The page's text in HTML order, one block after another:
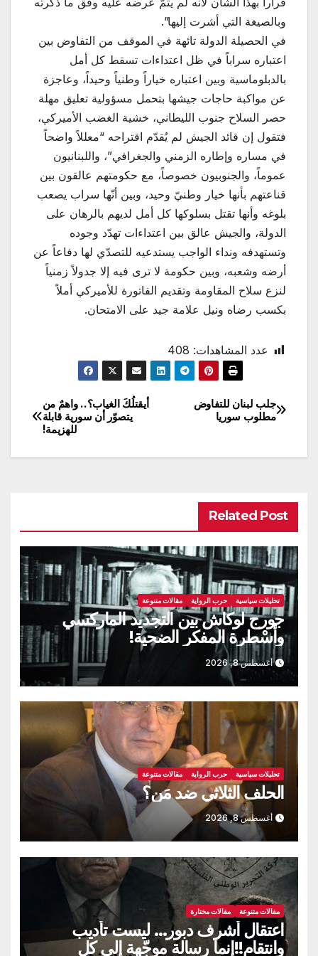
وبالصيغة التي أشرت إليها”.
في الحصيلة الدولة تائهة في الموقف من التفاوض بين
اعتباره سراباً في ظل اعتداءات تسقط كل أمل
بالدبلوماسية وبين اعتباره خياراً وطنياً وحيداً، وعاجزة
عن مواكبة حاجات جيشها بتحمل مسؤولية تعليق مهلة
حصر السلاح جنوب الليطاني، خشية الغضب الأميركي،
فتقول إن قائد الجيش لم يُقدّم اقتراحه “معللاً واضحاً
في مساره وإطاره الزمني والجغرافي”، واللبنانيون
عموماً، والجنوبيون خصوصاً، مع حكومتهم عالقون بين
قناعتهم بأنها خيار وطنيّ وحيد، وبين أنّها سراب يصعب
بلوغه وأنها تقتل بسلوكها كل أمل لديهم بالرهان على
الدولة، والجيش عالق بين اعتداءات تهدّد وجوده
وتستهدفه ونداء الواجب يستدعيه للتصدّي لها دفاعاً عن
أرضه وشعبه، وبين حكومة لا ترى فيه إلا جدولاً زمنياً
لنزع سلاح المقاومة وتقديم الفاتورة للأميركي أملاً
بكسب رضاه ونيل علامة جيد على الامتحان.
عدد المشاهدات: 408
تصفّح
أيقتلُكَ الغياب؟.. واهمٌ من
يتصوّر أن سورية قابلة
للهزيمة!
جلب لبنان للتفاوض
مطلوب سوريا
Related Post
تحليلات سياسية حرب الرواية مقالات متنوعة
جورج لوكاش بين التجديد الماركسي
وأسْطرة المفكر الضحية!
أغسطس 8, 2026
تحليلات سياسية حرب الرواية مقالات متنوعة
الحلف الثلاثي ضد مَن؟
أغسطس 8, 2026
مقالات متنوعة مقالات مختارة
اعتقال أشرف دبور… ليست تأديب
وانتقام!!إنما رسالة موجّهة إلى كل